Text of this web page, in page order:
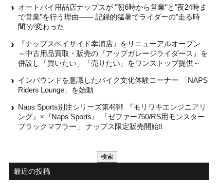
オートバイ用品店ナップスが "朝6時から営業"と"夜24時ま
で営業"を行う理由—— 記録的猛暑でライダーの"走る時
間"が変わった
『ナップスベイサイド幸浦店』をリニューアルオープン
～中古用品買取・販売の『アップガレージライダース』を
併設し「買いたい」「売りたい」をワンストップ提供～
インバウンドを意識したバイク文化体験コーナー 「NAPS
Riders Lounge」を始動
Naps Sports別注シリーズ第4弾‼ 『モリワキエンジニアリ
ング』×『Naps Sports』 「ゼファー750/RS用モンスター
ブラックマフラー」 ナップス限定販売開始‼
索:
最近の投稿